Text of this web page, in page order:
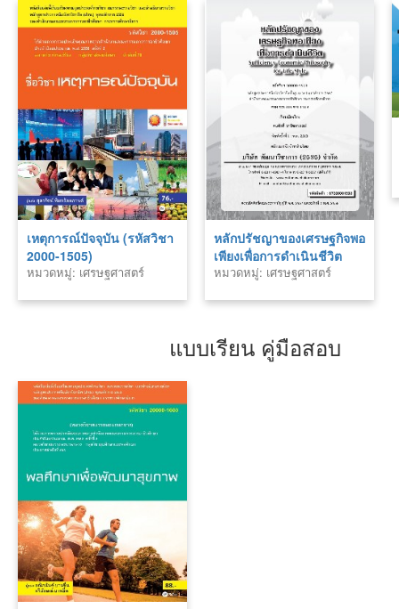
เหตุการณ์ปัจจุบัน (รหัสวิชา
2000-1505)
หมวดหมู่: เศรษฐศาสตร์
หลักปรัชญาของเศรษฐกิจพอ
เพียงเพื่อการดำเนินชีวิต
30000-1503
หมวดหมู่: เศรษฐศาสตร์
แบบเรียน คู่มือสอบ